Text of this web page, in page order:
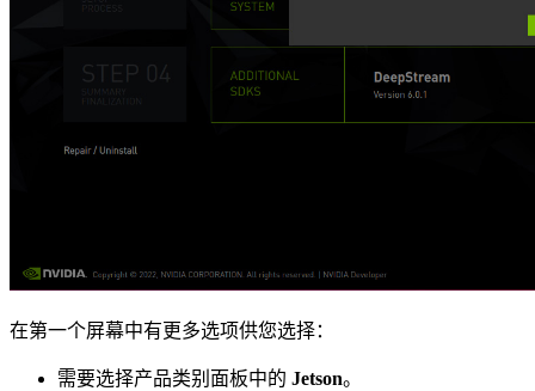
在第一个屏幕中有更多选项供您选择：
需要选择产品类别面板中的 Jetson。